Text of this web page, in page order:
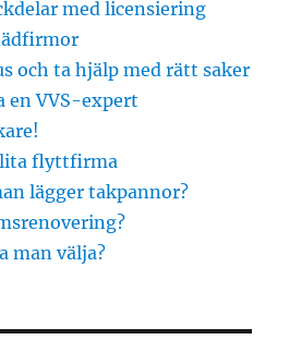
med licensiering
och ta hjälp med rätt saker
en VVS-expert
flyttfirma
lägger takpannor?
man välja?